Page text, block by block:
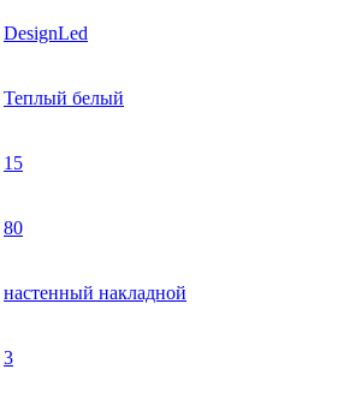
DesignLed
Теплый белый
15
80
настенный накладной
3